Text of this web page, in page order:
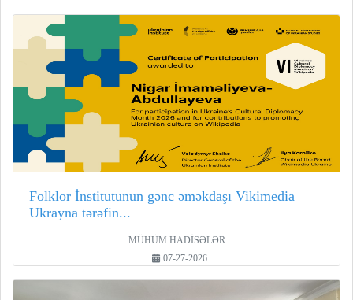
Folklor İnstitutunun gənc əməkdaşı Vikimedia
Ukrayna tərəfin...
MÜHÜM HADİSƏLƏR
07-27-2026